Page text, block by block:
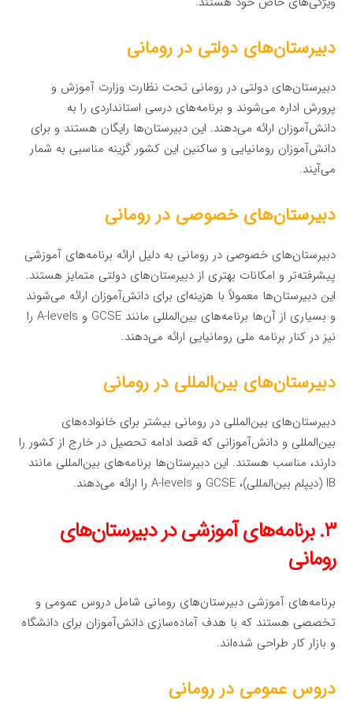
دبیرستان‌های دولتی در رومانی
دبیرستان‌های دولتی در رومانی تحت نظارت وزارت آموزش و
پرورش اداره می‌شوند و برنامه‌های درسی استانداردی را به
دانش‌آموزان ارائه می‌دهند. این دبیرستان‌ها رایگان هستند و برای
دانش‌آموزان رومانیایی و ساکنین این کشور گزینه مناسبی به شمار
می‌آیند.
دبیرستان‌های خصوصی در رومانی
دبیرستان‌های خصوصی در رومانی به دلیل ارائه برنامه‌های آموزشی
پیشرفته‌تر و امکانات بهتری از دبیرستان‌های دولتی متمایز هستند.
این دبیرستان‌ها معمولاً با هزینه‌ای برای دانش‌آموزان ارائه می‌شوند
و بسیاری از آن‌ها برنامه‌های بین‌المللی مانند GCSE و A-levels را
نیز در کنار برنامه ملی رومانیایی ارائه می‌دهند.
دبیرستان‌های بین‌المللی در رومانی
دبیرستان‌های بین‌المللی در رومانی بیشتر برای خانواده‌های
بین‌المللی و دانش‌آموزانی که قصد ادامه تحصیل در خارج از کشور را
دارند، مناسب هستند. این دبیرستان‌ها برنامه‌های بین‌المللی مانند
IB (دیپلم بین‌المللی)، GCSE و A-levels را ارائه می‌دهند.
۳. برنامه‌های آموزشی در دبیرستان‌های
رومانی
برنامه‌های آموزشی دبیرستان‌های رومانی شامل دروس عمومی و
تخصصی هستند که با هدف آماده‌سازی دانش‌آموزان برای دانشگاه
و بازار کار طراحی شده‌اند.
دروس عمومی در رومانی